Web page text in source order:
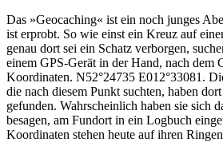
Das »Geocaching« ist ein noch junges
ist erprobt. So wie einst ein Kreuz auf
genau dort sei ein Schatz verborgen,
einem GPS-Gerät in der Hand, nach dem
Koordinaten. N52°24735 E012°33081.
die nach diesem Punkt suchten, haben
gefunden. Wahrscheinlich haben sie sich
besagen, am Fundort in ein Logbuch
Koordinaten stehen heute auf ihren